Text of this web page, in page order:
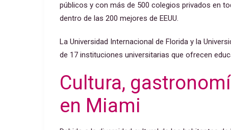
públicos y con más de 500 colegios privados en
dentro de las 200 mejores de EEUU.
La Universidad Internacional de Florida y la
de 17 instituciones universitarias que ofrecen
Cultura,
en Miami